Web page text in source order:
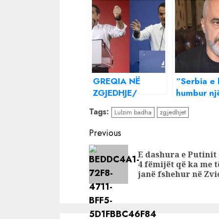
GREQIA NË
ZGJEDHJE/
Qytetarët
votojnë për
qeverinë e re, në
garë edhe 7
shqiptarë!
“Serbia e
humbur
Kosovën”,
të
Tags: Lulzim badha zgjedhjet
Continue
Reading
Previous
E dashura e Putinit
4 fëmijët që ka me
janë fshehur në